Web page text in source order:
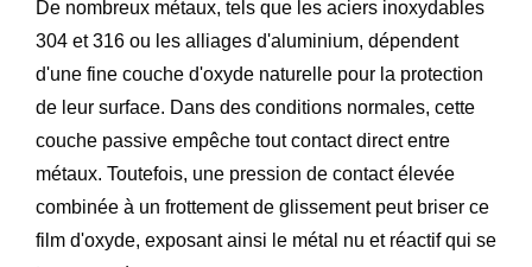
De nombreux métaux, tels que les aciers inoxydables
304 et 316 ou les alliages d'aluminium, dépendent
d'une fine couche d'oxyde naturelle pour la protection
de leur surface. Dans des conditions normales, cette
couche passive empêche tout contact direct entre
métaux. Toutefois, une pression de contact élevée
combinée à un frottement de glissement peut briser ce
film d'oxyde, exposant ainsi le métal nu et réactif qui se